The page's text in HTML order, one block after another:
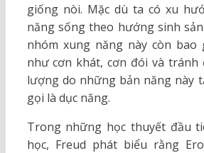
giống nòi. Mặc dù ta có xu
năng sống theo hướng sinh
nhóm xung năng này còn
như cơn khát, cơn đói và tránh
lượng do những bản năng này
gọi là dục năng.
Trong những học thuyết đầu
học, Freud phát biểu rằng